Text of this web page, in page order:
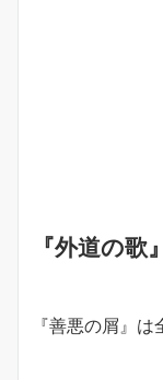
『外道の
『善悪の屑』は